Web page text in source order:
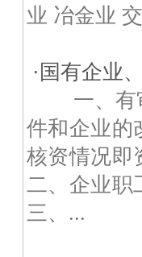
业 冶金业
· 国有企业
一、有审
件和企业的
核资情况即
二、企业职
三、...